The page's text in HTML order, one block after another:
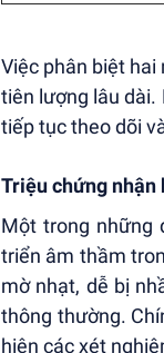
Việc phân biệt
tiên lượng lâu dài.
tiếp tục theo dõi
Triệu chứng
Một trong những
triển âm thầm
mờ nhạt, dễ bị
thông thường.
hiện các xét